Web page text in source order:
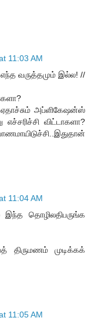
11:03 AM
வருத்தமும் இல்ல! //
அப்ளிகேஷன்ஸ்
விட்டாகளா?
11:04 AM
இந்த தொழிலதிபருங்க
திருமணம் முடிக்கக்
11:05 AM